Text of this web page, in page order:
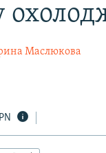
Маслюкова